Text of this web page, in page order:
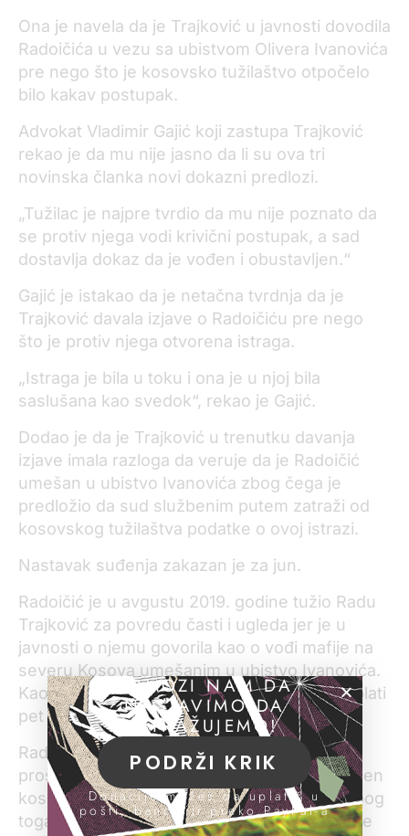
Ona je navela da je Trajković u javnosti dovodila
Radoičića u vezu sa ubistvom Olivera Ivanovića
pre nego što je kosovsko tužilaštvo otpočelo
bilo kakav postupak.
Advokat Vladimir Gajić koji zastupa Trajković
rekao je da mu nije jasno da li su ova tri
novinska članka novi dokazni predlozi.
„Tužilac je najpre tvrdio da mu nije poznato da
se protiv njega vodi krivični postupak, a sad
dostavlja dokaz da je vođen i obustavljen.“
Gajić je istakao da je netačna tvrdnja da je
Trajković davala izjave o Radoičiću pre nego
što je protiv njega otvorena istraga.
„Istraga je bila u toku i ona je u njoj bila
saslušana kao svedok“, rekao je Gajić.
Dodao je da je Trajković u trenutku davanja
izjave imala razloga da veruje da je Radoičić
umešan u ubistvo Ivanovića zbog čega je
predložio da sud službenim putem zatraži od
kosovskog tužilaštva podatke o ovoj istrazi.
Nastavak suđenja zakazan je za jun.
Radoičić je u avgustu 2019. godine tužio Radu
Trajković za povredu časti i ugleda jer je u
javnosti o njemu govorila kao o vođi mafije na
severu Kosova umešanim u ubistvo Ivanovića.
Kao odštetu Radoičić traži da mu Trajković plati
pet miliona dinara.
Radoičić se pojavio na suđenju u decembru
prošle godine kada je rekao da nije obuhvaćen
kosovskom optužnicom za ubistvo i da je zbog
toga tražio da bude ispitan na poligrafu koji je
POMOZI NAM DA
NASTAVIMO DA
ISTRAŽUJEMO!
PODRŽI KRIK
Donacije možeš da uplatiš u
pošti, banci ili preko PayPal-a